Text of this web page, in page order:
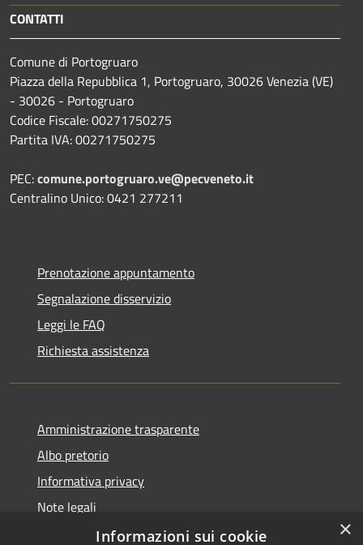
CONTATTI
Comune di Portogruaro
Piazza della Repubblica 1, Portogruaro, 30026 Venezia (VE)
- 30026 - Portogruaro
Codice Fiscale: 00271750275
Partita IVA: 00271750275
PEC:comune.portogruaro.ve@pecveneto.it
Centralino Unico: 0421 277211
Prenotazione appuntamento
Segnalazione disservizio
Leggi le FAQ
Richiesta assistenza
Amministrazione trasparente
Albo pretorio
Informativa privacy
Note legali
Dichiarazione di accessibilità
×
Informazioni sui cookie